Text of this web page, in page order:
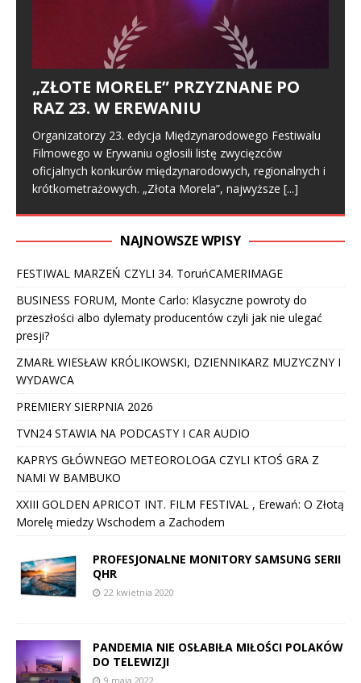
„ZŁOTE MORELE” PRZYZNANE PO
RAZ 23. W EREWANIU
Organizatorzy 23. edycja Międzynarodowego Festiwalu
Filmowego w Erywaniu ogłosili listę zwycięzców
oficjalnych konkurów międzynarodowych, regionalnych i
krótkometrażowych. „Złota Morela”, najwyższe [...]
NAJNOWSZE WPISY
FESTIWAL MARZEŃ CZYLI 34. ToruńCAMERIMAGE
BUSINESS FORUM, Monte Carlo: Klasyczne powroty do
przeszłości albo dylematy producentów czyli jak nie ulegać
presji?
ZMARŁ WIESŁAW KRÓLIKOWSKI, DZIENNIKARZ MUZYCZNY I
WYDAWCA
PREMIERY SIERPNIA 2026
TVN24 STAWIA NA PODCASTY I CAR AUDIO
KAPRYS GŁÓWNEGO METEOROLOGA CZYLI KTOŚ GRA Z
NAMI W BAMBUKO
XXIII GOLDEN APRICOT INT. FILM FESTIVAL , Erewań: O Złotą
Morelę miedzy Wschodem a Zachodem
PROFESJONALNE MONITORY SAMSUNG SERII
QHR
22 kwietnia 2020
PANDEMIA NIE OSŁABIŁA MIŁOŚCI POLAKÓW
DO TELEWIZJI
9 maja 2022